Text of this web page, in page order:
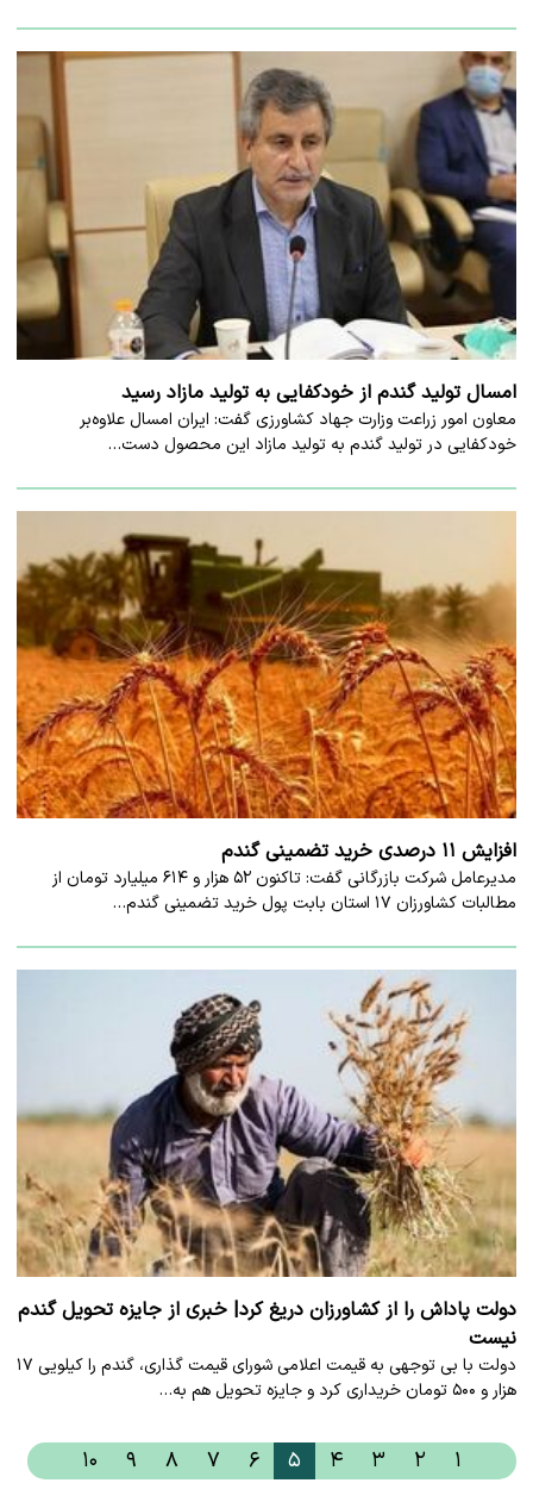
امسال تولید گندم از خودکفایی به تولید مازاد رسید
معاون امور زراعت وزارت جهاد کشاورزی گفت: ایران امسال علاوه‌بر
خودکفایی در تولید گندم به تولید مازاد این محصول دست…
افزایش ۱۱ درصدی خرید تضمینی گندم
مدیرعامل شرکت بازرگانی گفت: تاکنون ۵۲ هزار و ۶۱۴ میلیارد تومان از
مطالبات کشاورزان ۱۷ استان بابت پول خرید تضمینی گندم…
دولت پاداش را از کشاورزان دریغ کرد| خبری از جایزه تحویل گندم
نیست
دولت با بی توجهی به قیمت اعلامی شورای قیمت گذاری، گندم را کیلویی ۱۷
هزار و ۵۰۰ تومان خریداری کرد و جایزه تحویل هم به…
۱ ۲ ۳ ۴ ۵ ۶ ۷ ۸ ۹ ۱۰